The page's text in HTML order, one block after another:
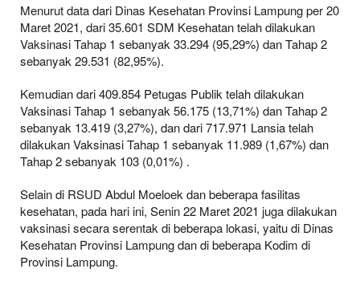
Menurut data dari Dinas Kesehatan Provinsi Lampung per 20
Maret 2021, dari 35.601 SDM Kesehatan telah dilakukan
Vaksinasi Tahap 1 sebanyak 33.294 (95,29%) dan Tahap 2
sebanyak 29.531 (82,95%).
Kemudian dari 409.854 Petugas Publik telah dilakukan
Vaksinasi Tahap 1 sebanyak 56.175 (13,71%) dan Tahap 2
sebanyak 13.419 (3,27%), dan dari 717.971 Lansia telah
dilakukan Vaksinasi Tahap 1 sebanyak 11.989 (1,67%) dan
Tahap 2 sebanyak 103 (0,01%) .
Selain di RSUD Abdul Moeloek dan beberapa fasilitas
kesehatan, pada hari ini, Senin 22 Maret 2021 juga dilakukan
vaksinasi secara serentak di beberapa lokasi, yaitu di Dinas
Kesehatan Provinsi Lampung dan di beberapa Kodim di
Provinsi Lampung.